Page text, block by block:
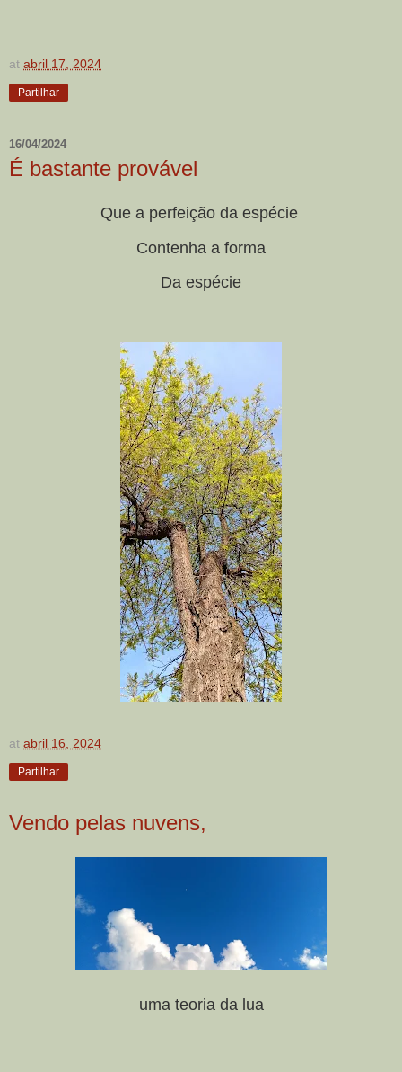
at abril 17, 2024
Partilhar
16/04/2024
É bastante provável
Que a perfeição da espécie
Contenha a forma
Da espécie
at abril 16, 2024
Partilhar
Vendo pelas nuvens,
uma teoria da lua